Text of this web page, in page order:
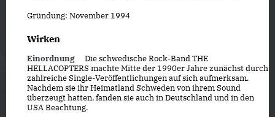
Gründung: November 1994
Wirken
Einordnung
Die schwedische Rock-Band THE
HELLACOPTERS machte Mitte der 1990er Jahre zunächst durch
zahlreiche Single-Veröffentlichungen auf sich aufmerksam.
Nachdem sie ihr Heimatland Schweden von ihrem Sound
überzeugt hatten, fanden sie auch in Deutschland und in den
USA Beachtung.